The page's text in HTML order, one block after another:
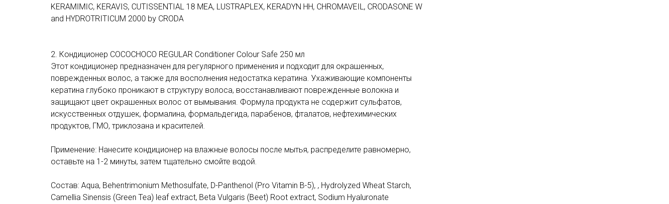
KERAMIMIC, KERAVIS, CUTISSENTIAL 18 MEA, LUSTRAPLEX, KERADYN HH, CHROMAVEIL, CRODASONE W
and HYDROTRITICUM 2000 by CRODA
2. Кондиционер COCOCHOCO REGULAR Conditioner Colour Safe 250 мл
Этот кондиционер предназначен для регулярного применения и подходит для окрашенных,
поврежденных волос, а также для восполнения недостатка кератина. Ухаживающие компоненты
кератина глубоко проникают в структуру волоса, восстанавливают поврежденные волокна и
защищают цвет окрашенных волос от вымывания. Формула продукта не содержит сульфатов,
искусственных отдушек, формалина, формальдегида, парабенов, фталатов, нефтехимических
продуктов, ГМО, триклозана и красителей.
Применение: Нанесите кондиционер на влажные волосы после мытья, распределите равномерно,
оставьте на 1-2 минуты, затем тщательно смойте водой.
Состав: Aqua, Behentrimonium Methosulfate, D-Panthenol (Pro Vitamin B-5), , Hydrolyzed Wheat Starch,
Camellia Sinensis (Green Tea) leaf extract, Beta Vulgaris (Beet) Root extract, Sodium Hyaluronate